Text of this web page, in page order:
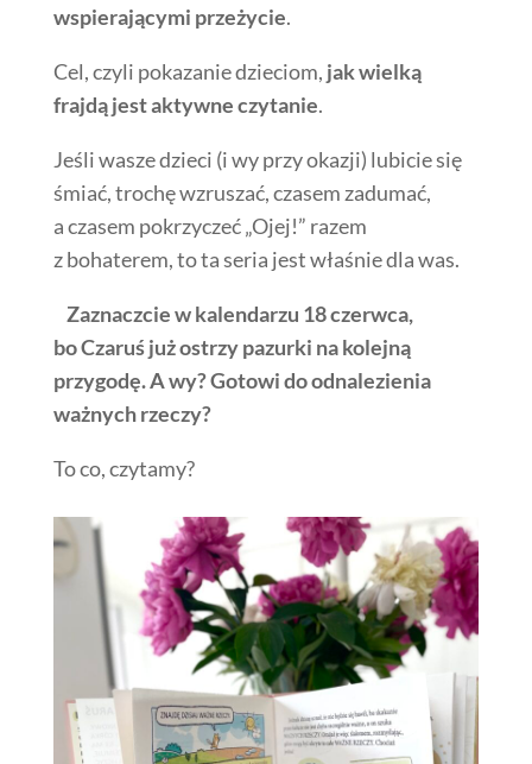
wspierającymi przeżycie.
Cel, czyli pokazanie dzieciom, jak wielką
frajdą jest aktywne czytanie.
Jeśli wasze dzieci (i wy przy okazji) lubicie się
śmiać, trochę wzruszać, czasem zadumać,
a czasem pokrzyczeć „Ojej!” razem
z bohaterem, to ta seria jest właśnie dla was.
Zaznaczcie w kalendarzu 18 czerwca,
bo Czaruś już ostrzy pazurki na kolejną
przygodę. A wy? Gotowi do odnalezienia
ważnych rzeczy?
To co, czytamy?